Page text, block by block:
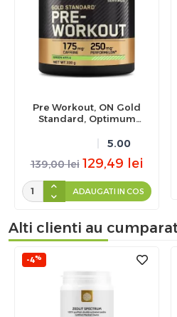
Pre Workout, ON Gold
Standard, Optimum
5.00
139,00 lei 129,49 lei
ADAUGATI IN COS
Alti clienti au
-4%